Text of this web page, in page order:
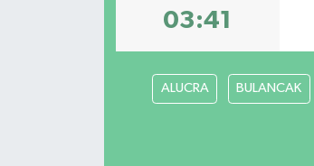
03:41
ALUCRA BULANCAK